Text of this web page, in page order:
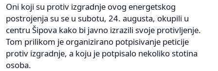
Oni koji su protiv izgradnje ovog energetskog
postrojenja su se u subotu, 24. augusta, okupili u
centru Šipova kako bi javno izrazili svoje protivljenje.
Tom prilikom je organizirano potpisivanje peticije
protiv izgradnje, a koju je potpisalo nekoliko stotina
osoba.